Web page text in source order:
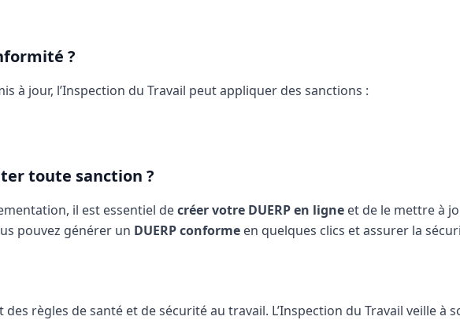
?
à jour, l’Inspection du Travail peut appliquer des sanctions :
toute sanction ?
il est essentiel decréer votre DUERP en ligne et de le mettre à
pouvez générer un DUERP conforme en quelques clics et assurer la
règles de santé et de sécurité au travail. L’Inspection du Travail veille